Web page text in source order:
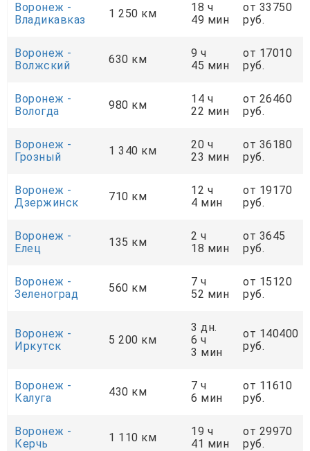
Воронеж -
Владикавказ
1 250 км
18 ч
49 мин
от 33750
руб.
Воронеж -
Волжский
630 км
9 ч
45 мин
от 17010
руб.
Воронеж -
Вологда
980 км
14 ч
22 мин
от 26460
руб.
Воронеж -
Грозный
1 340 км
20 ч
23 мин
от 36180
руб.
Воронеж -
Дзержинск
710 км
12 ч
4 мин
от 19170
руб.
Воронеж -
Елец
135 км
2 ч
18 мин
от 3645
руб.
Воронеж -
Зеленоград
560 км
7 ч
52 мин
от 15120
руб.
Воронеж -
Иркутск
5 200 км
3 дн.
6 ч
3 мин
от 140400
руб.
Воронеж -
Калуга
430 км
7 ч
6 мин
от 11610
руб.
Воронеж -
Керчь
1 110 км
19 ч
41 мин
от 29970
руб.